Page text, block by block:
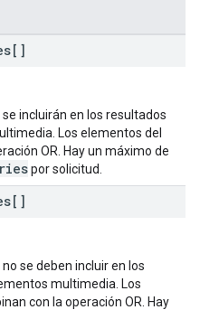
incluirán en los resultados
Los elementos del
OR. Hay un máximo de
por solicitud.
se deben incluir en los
multimedia. Los
con la operación OR. Hay